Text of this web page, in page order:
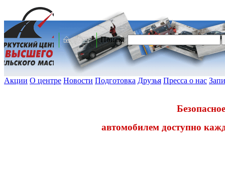
Поиск:
Акции О центре Новости Подготовка Друзья Пресса о нас
автомобилем доступно